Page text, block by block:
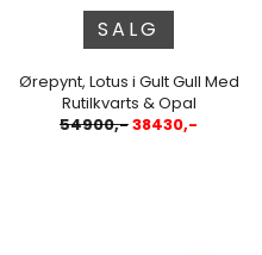
SALG
Ørepynt, Lotus i Gult Gull Med
Rutilkvarts & Opal
54900,-38430,-